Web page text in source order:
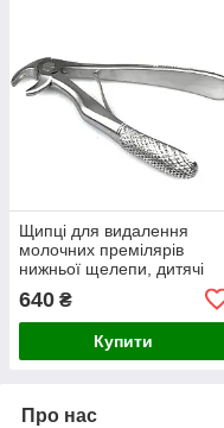
Щипці для видалення
молочних премілярів
нижньої щелепи, дитячі
довжина 10,5 см, ширина
4 мм
640 ₴
Купити
Про нас